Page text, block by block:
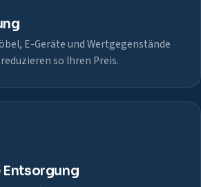
E-Geräte und Wertgegenstände
so Ihren Preis.